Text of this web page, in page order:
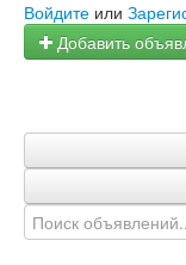
Войдите или
Добавить
Объявления